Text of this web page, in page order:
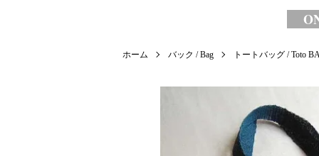
ホーム バック / Bag トートバッグ / Toto